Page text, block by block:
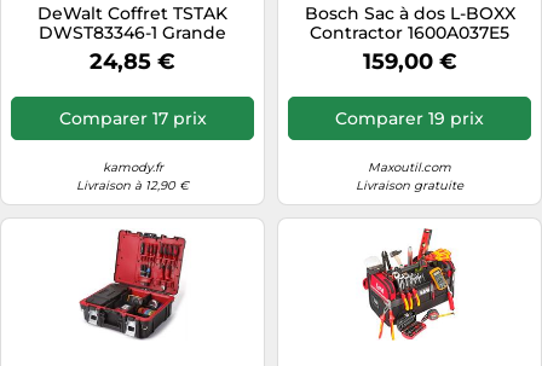
DeWalt Coffret TSTAK
DWST83346-1 Grande
contenance IP54 Tag Tool
Connect 30 kg Noir/Jaune
24,85 €
Comparer 17 prix
kamody.fr
Livraison à 12,90 €
Bosch Sac à dos L-BOXX
Contractor 1600A037E5
159,00 €
Comparer 19 prix
Maxoutil.com
Livraison gratuite